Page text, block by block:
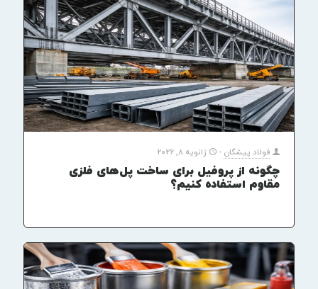
فولاد پیشگان - ژانویه 8, 2026
چگونه از پروفیل برای ساخت پل‌های فلزی
مقاوم استفاده کنیم؟